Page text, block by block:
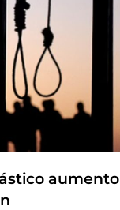
aumento